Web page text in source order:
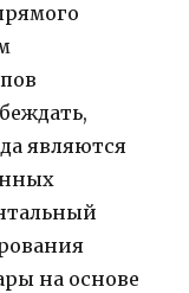
являются
на основе